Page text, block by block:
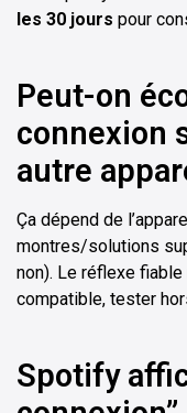
les 30 jours pour
Peut-on
connexion
autre
Ça dépend de
montres/solutions
non). Le réflexe
compatible, tester
Spotify